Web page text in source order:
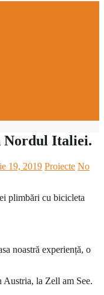
Italiei.
19, 2019 Proiecte No
plimbări cu bicicleta
noastră experiență, o
Austria, la Zell am See.